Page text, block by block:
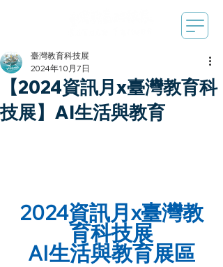
【2024資訊月x臺灣教育科
技展】AI生活與教育
臺灣教育科技展
2024年10月7日
2024資訊月x臺灣教
育科技展
AI生活與教育展區